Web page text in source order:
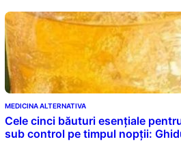
MEDICINA ALTERNATIVA
Cele cinci băuturi esențiale
sub control pe timpul nopții: